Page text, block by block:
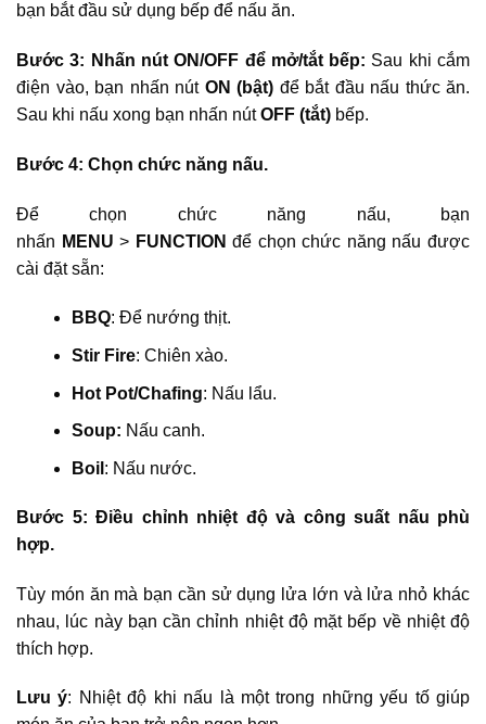
bạn bắt đầu sử dụng bếp để nấu ăn.
Bước 3: Nhấn nút ON/OFF để mở/tắt bếp: Sau khi cắm
điện vào, bạn nhấn nút ON (bật) để bắt đầu nấu thức ăn.
Sau khi nấu xong bạn nhấn nútOFF (tắt) bếp.
Bước 4: Chọn chức năng nấu.
Để chọn chức năng nấu, bạn
nhấn MENU > FUNCTION để chọn chức năng nấu được
cài đặt sẵn:
BBQ: Để nướng thịt.
Stir Fire: Chiên xào.
Hot Pot/Chafing: Nấu lẩu.
Soup: Nấu canh.
Boil : Nấu nước.
Bước 5: Điều chỉnh nhiệt độ và công suất nấu phù
hợp.
Tùy món ăn mà bạn cần sử dụng lửa lớn và lửa nhỏ khác
nhau, lúc này bạn cần chỉnh nhiệt độ mặt bếp về nhiệt độ
thích hợp.
Lưu ý: Nhiệt độ khi nấu là một trong những yếu tố giúp